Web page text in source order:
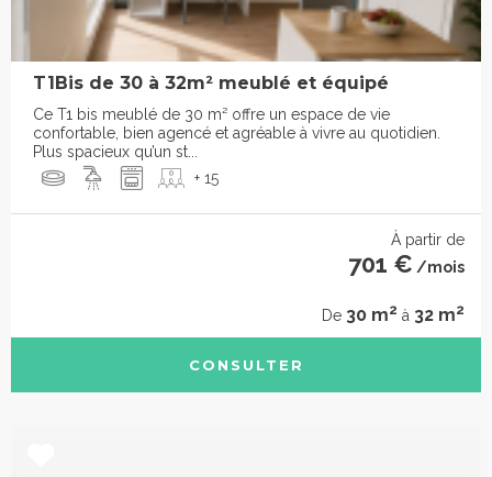
T1Bis de 30 à 32m² meublé et équipé
Ce T1 bis meublé de 30 m² offre un espace de vie
confortable, bien agencé et agréable à vivre au quotidien.
Plus spacieux qu’un st...
+ 15
À partir de
701 € /mois
De 30 m2 à 32 m2
CONSULTER